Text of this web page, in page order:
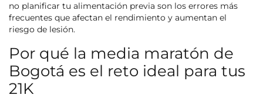
no planificar tu alimentación previa son los errores más
frecuentes que afectan el rendimiento y aumentan el
riesgo de lesión.
Por qué la media maratón de
Bogotá es el reto ideal para tus
21K